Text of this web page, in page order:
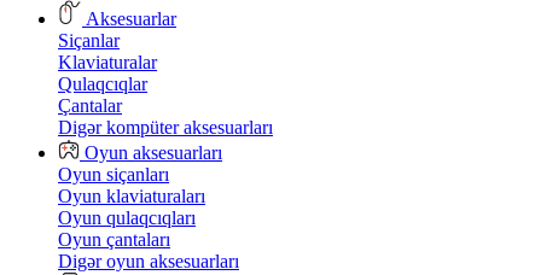
Aksesuarlar
Siçanlar
Klaviaturalar
Qulaqcıqlar
Çantalar
Digər kompüter aksesuarları
Oyun aksesuarları
Oyun siçanları
Oyun klaviaturaları
Oyun qulaqcıqları
Oyun çantaları
Digər oyun aksesuarları